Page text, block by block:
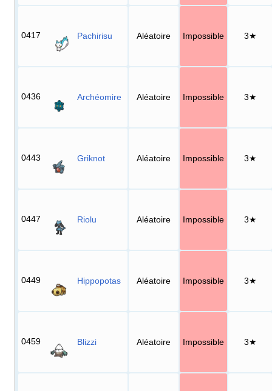
0417 Pachirisu Aléatoire Impossible 3★
0436 Archéomire Aléatoire Impossible 3★
0443 Griknot Aléatoire Impossible 3★
0447 Riolu Aléatoire Impossible 3★
0449 Hippopotas Aléatoire Impossible 3★
0459 Blizzi Aléatoire Impossible 3★